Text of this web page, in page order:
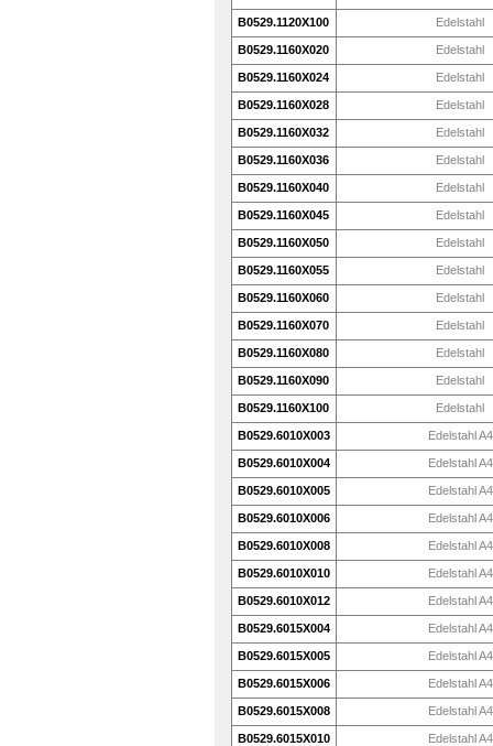
B0529.1120X100 Edelstahl
B0529.1160X020 Edelstahl
B0529.1160X024 Edelstahl
B0529.1160X028 Edelstahl
B0529.1160X032 Edelstahl
B0529.1160X036 Edelstahl
B0529.1160X040 Edelstahl
B0529.1160X045 Edelstahl
B0529.1160X050 Edelstahl
B0529.1160X055 Edelstahl
B0529.1160X060 Edelstahl
B0529.1160X070 Edelstahl
B0529.1160X080 Edelstahl
B0529.1160X090 Edelstahl
B0529.1160X100 Edelstahl
B0529.6010X003 Edelstahl A4
B0529.6010X004 Edelstahl A4
B0529.6010X005 Edelstahl A4
B0529.6010X006 Edelstahl A4
B0529.6010X008 Edelstahl A4
B0529.6010X010 Edelstahl A4
B0529.6010X012 Edelstahl A4
B0529.6015X004 Edelstahl A4
B0529.6015X005 Edelstahl A4
B0529.6015X006 Edelstahl A4
B0529.6015X008 Edelstahl A4
B0529.6015X010 Edelstahl A4